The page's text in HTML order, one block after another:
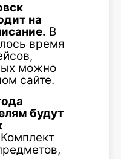
на
В
время
можно
сайте.
будут
Комплект